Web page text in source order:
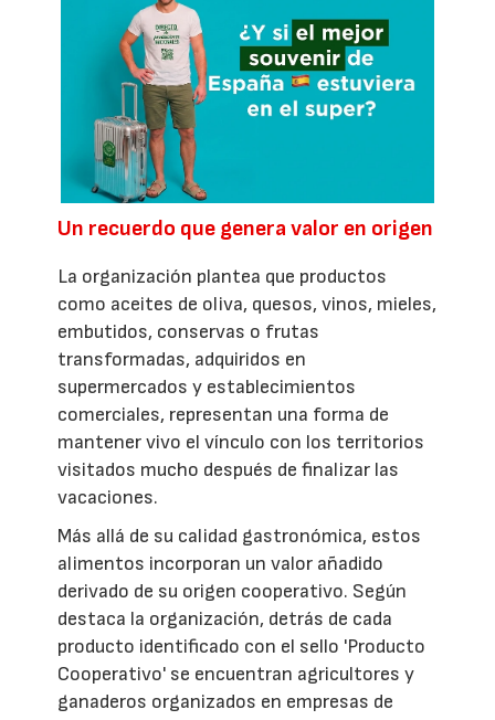
Un recuerdo que genera valor en origen
La organización plantea que productos
como aceites de oliva, quesos, vinos, mieles,
embutidos, conservas o frutas
transformadas, adquiridos en
supermercados y establecimientos
comerciales, representan una forma de
mantener vivo el vínculo con los territorios
visitados mucho después de finalizar las
vacaciones.
Más allá de su calidad gastronómica, estos
alimentos incorporan un valor añadido
derivado de su origen cooperativo. Según
destaca la organización, detrás de cada
producto identificado con el sello 'Producto
Cooperativo' se encuentran agricultores y
ganaderos organizados en empresas de